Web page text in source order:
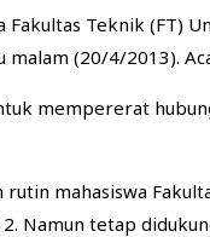
Fakultas Teknik (FT)
malam (20/4/
mempererat
mahasiswa
Namun tetap